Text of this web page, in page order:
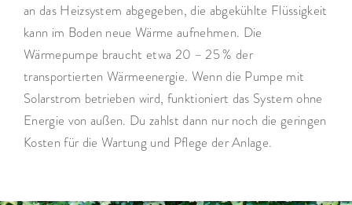
an das Heizsystem abgegeben, die abgekühlte Flüssigkeit
kann im Boden neue Wärme aufnehmen. Die
Wärmepumpe braucht etwa 20 – 25 % der
transportierten Wärmeenergie. Wenn die Pumpe mit
Solarstrom betrieben wird, funktioniert das System ohne
Energie von außen. Du zahlst dann nur noch die geringen
Kosten für die Wartung und Pflege ­der Anlage.